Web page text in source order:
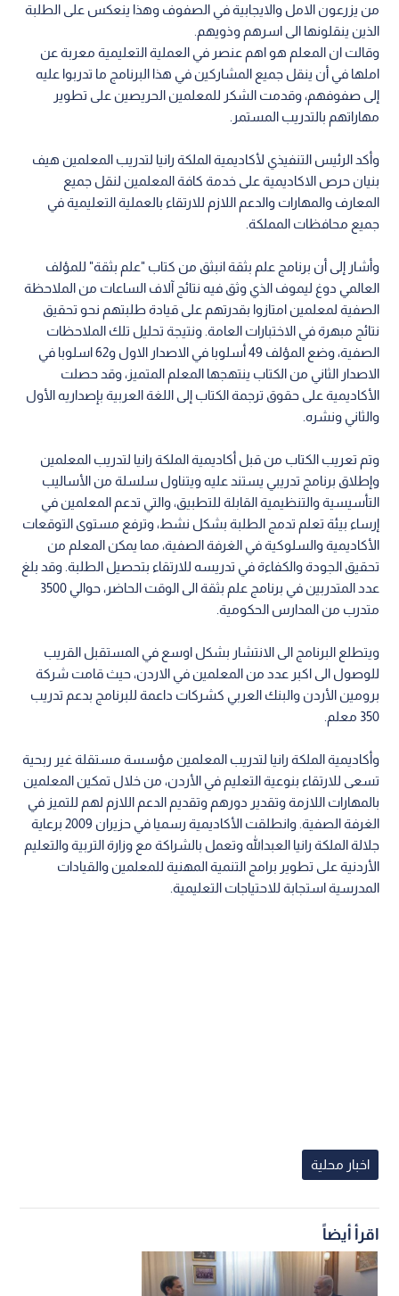
من يزرعون الامل والايجابية في الصفوف وهذا ينعكس على الطلبة
الذين ينقلونها الى اسرهم وذويهم.
وقالت ان المعلم هو اهم عنصر في العملية التعليمية معربة عن
املها في أن ينقل جميع المشاركين في هذا البرنامج ما تدربوا عليه
إلى صفوفهم، وقدمت الشكر للمعلمين الحريصين على تطوير
مهاراتهم بالتدريب المستمر.
وأكد الرئيس التنفيذي لأكاديمية الملكة رانيا لتدريب المعلمين هيف
بنيان حرص الاكاديمية على خدمة كافة المعلمين لنقل جميع
المعارف والمهارات والدعم اللازم للارتقاء بالعملية التعليمية في
جميع محافظات المملكة.
وأشار إلى أن برنامج علم بثقة انبثق من كتاب "علم بثقة" للمؤلف
العالمي دوغ ليموف الذي وثق فيه نتائج آلاف الساعات من الملاحظة
الصفية لمعلمين امتازوا بقدرتهم على قيادة طلبتهم نحو تحقيق
نتائج مبهرة في الاختبارات العامة. ونتيجة تحليل تلك الملاحظات
الصفية، وضع المؤلف 49 أسلوبا في الاصدار الاول و62 اسلوبا في
الاصدار الثاني من الكتاب ينتهجها المعلم المتميز، وقد حصلت
الأكاديمية على حقوق ترجمة الكتاب إلى اللغة العربية بإصداريه الأول
والثاني ونشره.
وتم تعريب الكتاب من قبل أكاديمية الملكة رانيا لتدريب المعلمين
وإطلاق برنامج تدريبي يستند عليه ويتناول سلسلة من الأساليب
التأسيسية والتنظيمية القابلة للتطبيق، والتي تدعم المعلمين في
إرساء بيئة تعلم تدمج الطلبة بشكل نشط، وترفع مستوى التوقعات
الأكاديمية والسلوكية في الغرفة الصفية، مما يمكن المعلم من
تحقيق الجودة والكفاءة في تدريسه للارتقاء بتحصيل الطلبة. وقد بلغ
عدد المتدربين في برنامج علم بثقة الى الوقت الحاضر، حوالي 3500
متدرب من المدارس الحكومية.
ويتطلع البرنامج الى الانتشار بشكل اوسع في المستقبل القريب
للوصول الى اكبر عدد من المعلمين في الاردن، حيث قامت شركة
برومين الأردن والبنك العربي كشركات داعمة للبرنامج بدعم تدريب
350 معلم.
وأكاديمية الملكة رانيا لتدريب المعلمين مؤسسة مستقلة غير ربحية
تسعى للارتقاء بنوعية التعليم في الأردن، من خلال تمكين المعلمين
بالمهارات اللازمة وتقدير دورهم وتقديم الدعم اللازم لهم للتميز في
الغرفة الصفية. وانطلقت الأكاديمية رسميا في حزيران 2009 برعاية
جلالة الملكة رانيا العبدالله وتعمل بالشراكة مع وزارة التربية والتعليم
الأردنية على تطوير برامج التنمية المهنية للمعلمين والقيادات
المدرسية استجابة للاحتياجات التعليمية.
اخبار محلية
اقرأ أيضاً